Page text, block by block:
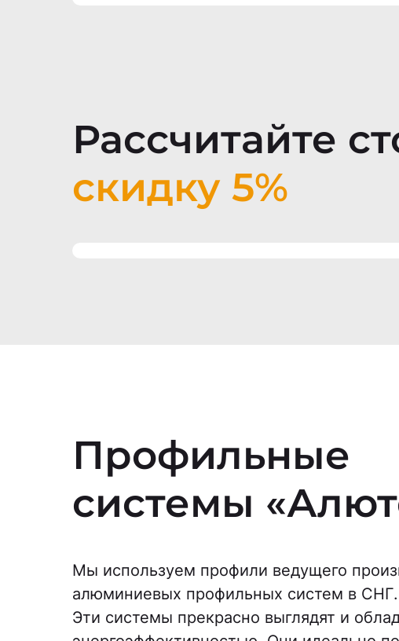
Рассчитайте
скидку 5%
Профильные
системы
Мы используем профили ведущего
алюминиевых профильных систем в СНГ.
Эти системы прекрасно выглядят и